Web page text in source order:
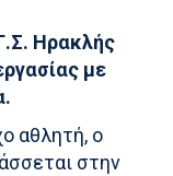
Ηρακλής
με
αθλητή, ο
στην